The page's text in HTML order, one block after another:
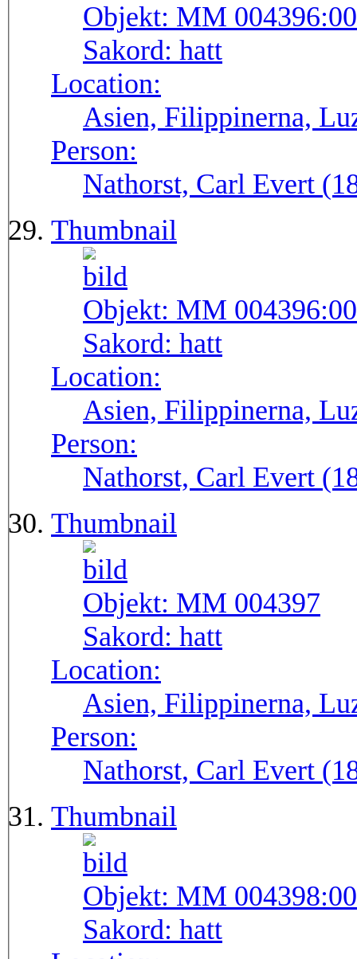
Objekt: MM
Sakord: hatt
Location:
Asien, Filippinerna,
Person:
Nathorst, Carl Evert
Thumbnail
Objekt: MM
Sakord: hatt
Location:
Asien, Filippinerna,
Person:
Nathorst, Carl Evert
Thumbnail
Objekt: MM 004397
Sakord: hatt
Location:
Asien, Filippinerna,
Person:
Nathorst, Carl Evert
Thumbnail
Objekt: MM
Sakord: hatt